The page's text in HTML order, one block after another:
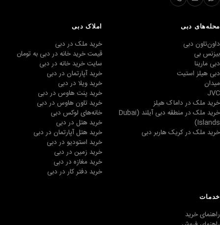
محله‌های دبی
داون‌تاون دبی
بیزنس بی
دبی مارینا
دبی هیلز استیت
میدان
JVC
خرید ملک در داماک هیلز
خرید ملک در منطقه دبی آیلند (Dubai
Islands)
خرید ملک در کریک هاربر دبی
املاک دبی
خرید ملک در دبی
قیمت خرید خانه در دبی به تومان
سایت خرید خانه در دبی
خرید آپارتمان در دبی
خرید ویلا در دبی
خرید پنت هاوس در دبی
خرید تاون هاوس در دبی
خانه‌های لوکس دبی
خرید هتل در دبی
خرید هتل آپارتمان در دبی
خرید استودیو در دبی
خرید زمین در دبی
خرید مغازه در دبی
خرید دفتر کار در دبی
خدمات
راهنمای خرید